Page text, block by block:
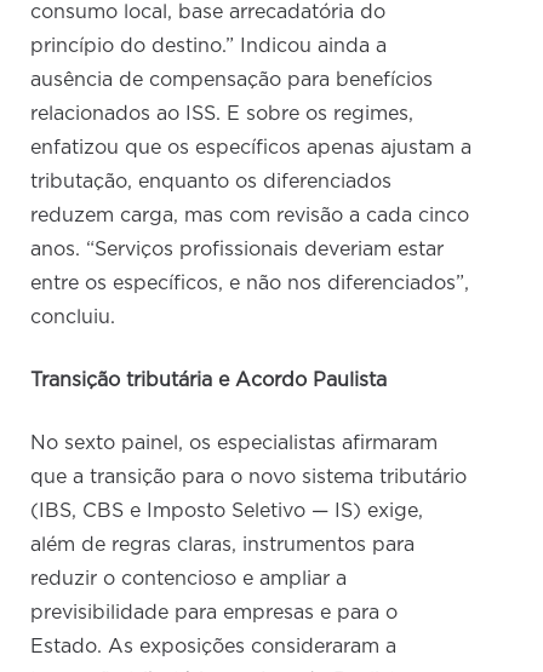
consumo local, base arrecadatória do
princípio do destino.” Indicou ainda a
ausência de compensação para benefícios
relacionados ao ISS. E sobre os regimes,
enfatizou que os específicos apenas ajustam a
tributação, enquanto os diferenciados
reduzem carga, mas com revisão a cada cinco
anos. “Serviços profissionais deveriam estar
entre os específicos, e não nos diferenciados”,
concluiu.
Transição tributária e Acordo Paulista
No sexto painel, os especialistas afirmaram
que a transição para o novo sistema tributário
(IBS, CBS e Imposto Seletivo — IS) exige,
além de regras claras, instrumentos para
reduzir o contencioso e ampliar a
previsibilidade para empresas e para o
Estado. As exposições consideraram a